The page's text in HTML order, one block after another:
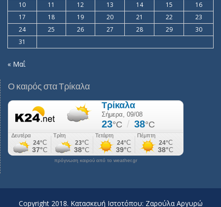
10
11 12 13 14 15
16
17
18 19 20 21 22
23
24
25 26 27 28 29
30
31
« Μαΐ
Ο καιρός στα Τρίκαλα
πρόγνωση καιρού από το weather.gr
Copyright 2018. Κατασκευή Ιστοτόπου: Ζαρούλα Αργυρώ